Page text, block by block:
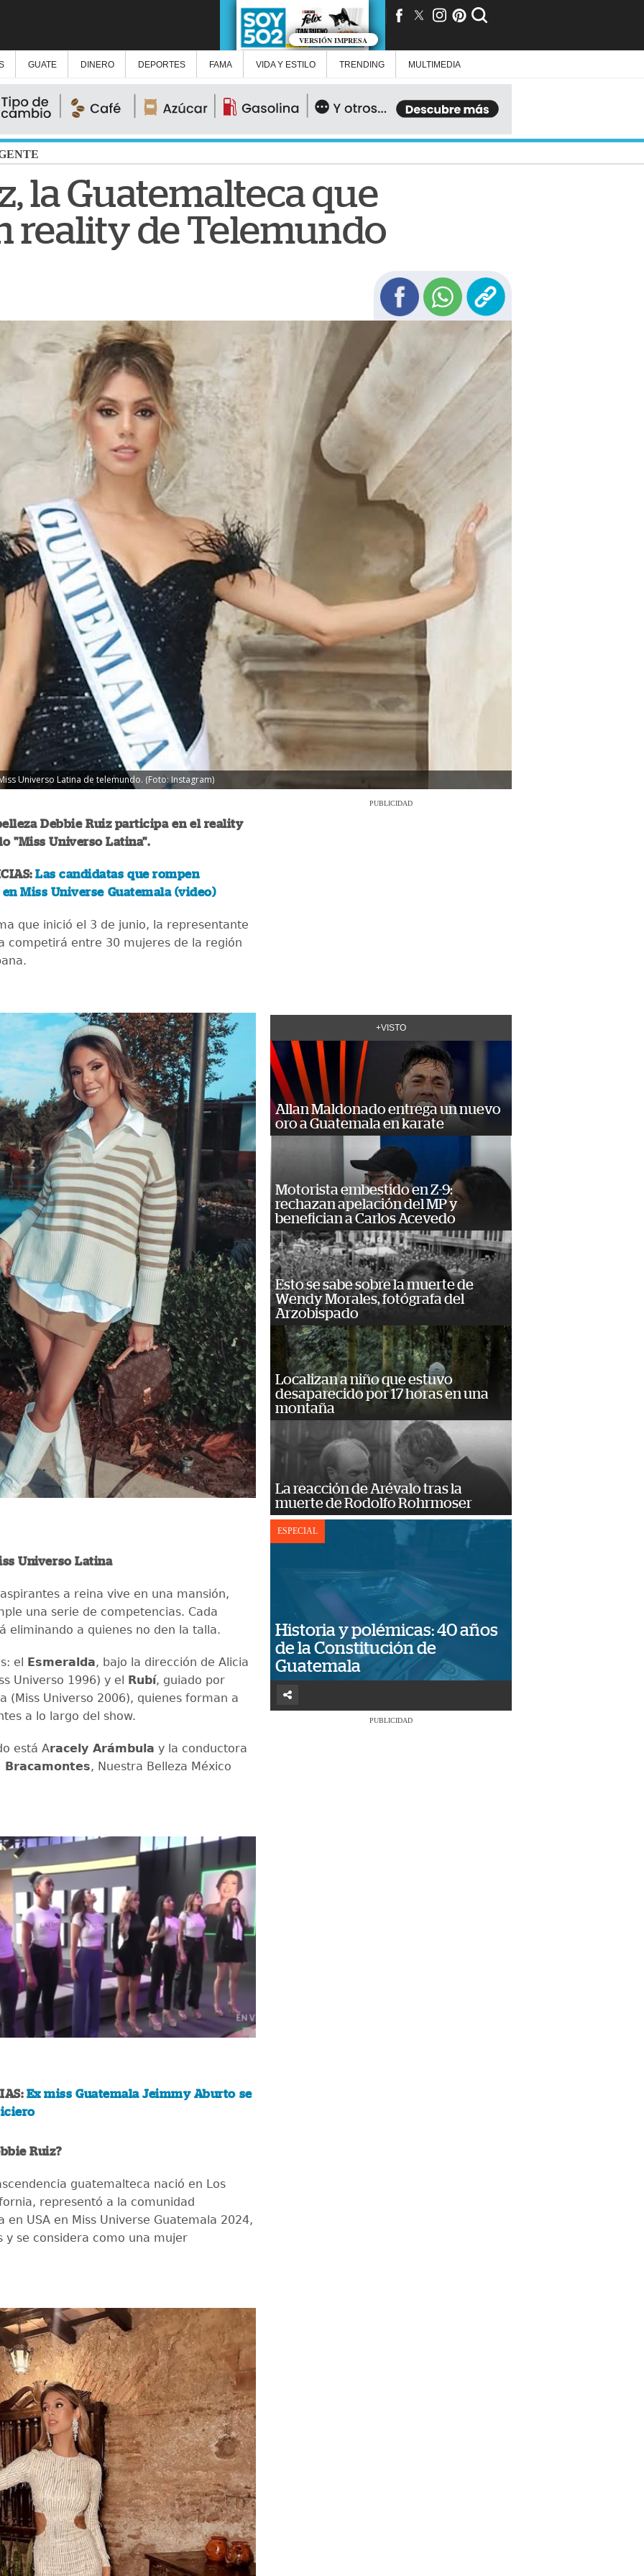
VERSIÓN IMPRESA
GUATE DINERO DEPORTES FAMA VIDA Y ESTILO TRENDING MULTIMEDIA
la Guatemalteca que
reality de Telemundo
Universo Latina de telemundo. (Foto: Instagram)
Debbie Ruiz participa en el reality
"Miss Universo Latina".
Las candidatas que rompen
Miss Universe Guatemala (video)
que inició el 3 de junio, la representante
competirá entre 30 mujeres de la región
Universo Latina
a reina vive en una mansión,
una serie de competencias. Cada
eliminando a quienes no den la talla.
el Esmeralda, bajo la dirección de Alicia
Universo 1996) y el Rubí, guiado por
(Miss Universo 2006), quienes forman a
a lo largo del show.
está Aracely Arámbula y la conductora
Bracamontes, Nuestra Belleza México
Ex miss Guatemala Jeimmy Aburto se
Ruiz?
guatemalteca nació en Los
representó a la comunidad
en USA en Miss Universe Guatemala 2024,
y se considera como una mujer
PUBLICIDAD
+VISTO
Allan Maldonado entrega un nuevo
oro a Guatemala en karate
Motorista embestido en Z-9:
rechazan apelación del MP y
benefician a Carlos Acevedo
Esto se sabe sobre la muerte de
Wendy Morales, fotógrafa del
Arzobispado
Localizan a niño que estuvo
desaparecido por 17 horas en una
montaña
La reacción de Arévalo tras la
muerte de Rodolfo Rohrmoser
ESPECIAL
Historia y polémicas: 40 años
de la Constitución de
Guatemala
PUBLICIDAD